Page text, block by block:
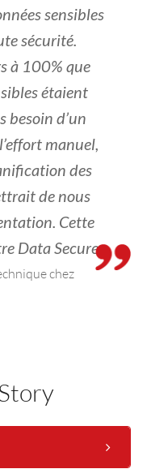
sensibles
sécurité.
à 100% que
étaient
besoin d’un
manuel,
des
de nous
Cette
Data Secure.
chez